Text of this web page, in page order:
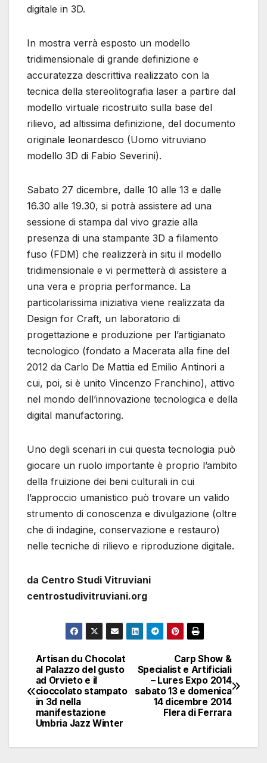
digitale in 3D.
In mostra verrà esposto un modello
tridimensionale di grande definizione e
accuratezza descrittiva realizzato con la
tecnica della stereolitografia laser a partire dal
modello virtuale ricostruito sulla base del
rilievo, ad altissima definizione, del documento
originale leonardesco (Uomo vitruviano
modello 3D di Fabio Severini).
Sabato 27 dicembre, dalle 10 alle 13 e dalle
16.30 alle 19.30, si potrà assistere ad una
sessione di stampa dal vivo grazie alla
presenza di una stampante 3D a filamento
fuso (FDM) che realizzerà in situ il modello
tridimensionale e vi permetterà di assistere a
una vera e propria performance. La
particolarissima iniziativa viene realizzata da
Design for Craft, un laboratorio di
progettazione e produzione per l’artigianato
tecnologico (fondato a Macerata alla fine del
2012 da Carlo De Mattia ed Emilio Antinori a
cui, poi, si è unito Vincenzo Franchino), attivo
nel mondo dell’innovazione tecnologica e della
digital manufactoring.
Uno degli scenari in cui questa tecnologia può
giocare un ruolo importante è proprio l’ambito
della fruizione dei beni culturali in cui
l’approccio umanistico può trovare un valido
strumento di conoscenza e divulgazione (oltre
che di indagine, conservazione e restauro)
nelle tecniche di rilievo e riproduzione digitale.
da Centro Studi Vitruviani
centrostudivitruviani.org
Navigazione
articoli
Carp Show &
Specialist e Artificiali
– Lures Expo 2014
sabato 13 e domenica
14 dicembre 2014
FIera di Ferrara
Artisan du Chocolat
al Palazzo del gusto
ad Orvieto e il
cioccolato stampato
in 3d nella
manifestazione
Umbria Jazz Winter